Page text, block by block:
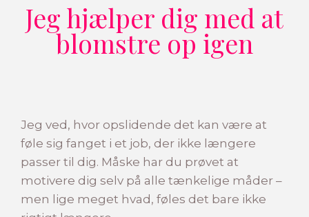
Jeg hjælper dig med at
blomstre op igen
Jeg ved, hvor opslidende det kan være at
føle sig fanget i et job, der ikke længere
passer til dig. Måske har du prøvet at
motivere dig selv på alle tænkelige måder –
men lige meget hvad, føles det bare ikke